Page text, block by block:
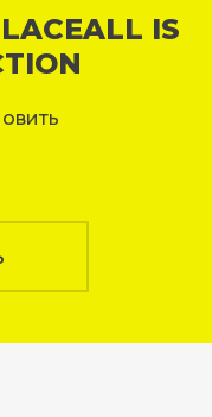
IS